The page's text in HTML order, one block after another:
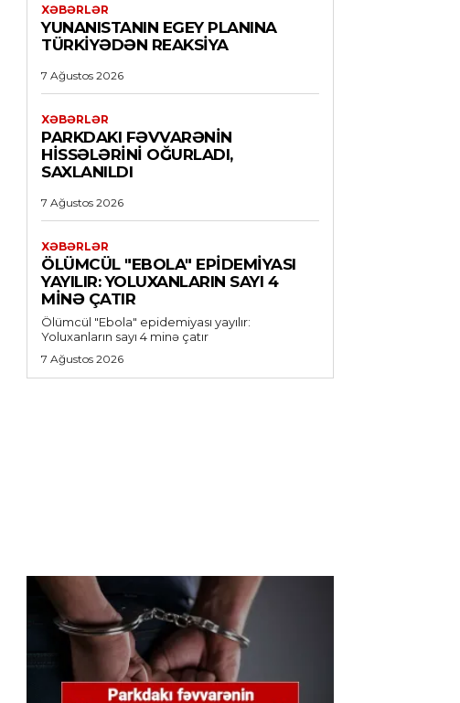
XƏBƏRLƏR
YUNANISTANIN EGEY PLANINA
TÜRKIYƏDƏN REAKSIYA
7 Ağustos 2026
XƏBƏRLƏR
PARKDAKI FƏVVARƏNIN
HISSƏLƏRINI OĞURLADI,
SAXLANILDI
7 Ağustos 2026
XƏBƏRLƏR
ÖLÜMCÜL "EBOLA" EPIDEMIYASI
YAYILIR: YOLUXANLARIN SAYI 4
MINƏ ÇATIR
Ölümcül "Ebola" epidemiyası yayılır:
Yoluxanların sayı 4 minə çatır
7 Ağustos 2026